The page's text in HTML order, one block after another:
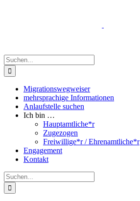
Suche
nach:
Migrationswegweiser
mehrsprachige Informationen
Anlaufstelle suchen
Ich bin …
Hauptamtliche*r
Zugezogen
Freiwillige*r / Ehrenamtliche*r
Engagement
Kontakt
Suche
nach: